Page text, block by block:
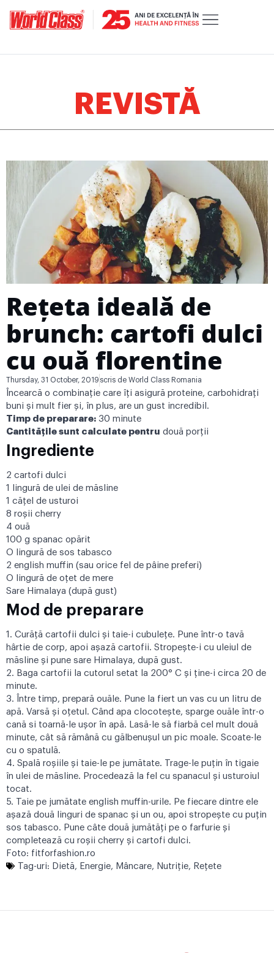
REVISTĂ
Rețeta ideală de
brunch: cartofi dulci
cu ouă florentine
Thursday, 31 October, 2019 scris de World Class Romania
Încearcă o combinație care îți asigură proteine, carbohidrați
buni și mult fier și, în plus, are un gust incredibil.
Timp de preparare: 30 minute
Cantitățile sunt calculate pentru două porții
Ingrediente
2 cartofi dulci
1 lingură de ulei de măsline
1 căţel de usturoi
8 roșii cherry
4 ouă
100 g spanac opărit
O lingură de sos tabasco
2 english muffin (sau orice fel de pâine preferi)
O lingură de oțet de mere
Sare Himalaya (după gust)
Mod de preparare
1. Curăță cartofii dulci și taie-i cubulețe. Pune într-o tavă
hârtie de corp, apoi așază cartofii. Stropește-i cu uleiul de
măsline și pune sare Himalaya, după gust.
2. Baga cartofii la cutorul setat la 200° C și ține-i circa 20 de
minute.
3. Între timp, prepară ouăle. Pune la fiert un vas cu un litru de
apă. Varsă și oțetul. Când apa clocotește, sparge ouăle într-o
cană si toarnă-le ușor în apă. Lasă-le să fiarbă cel mult două
minute, cât să rămână cu gălbenușul un pic moale. Scoate-le
cu o spatulă.
4. Spală roșiile și taie-le pe jumătate. Trage-le puțin în tigaie
în ulei de măsline. Procedează la fel cu spanacul și usturoiul
tocat.
5. Taie pe jumătate english muffin-urile. Pe fiecare dintre ele
aşază două linguri de spanac și un ou, apoi stropește cu puţin
sos tabasco. Pune câte două jumătăți pe o farfurie și
completează cu roșii cherry și cartofi dulci.
Foto: fitforfashion.ro
Tag-uri: Dietă, Energie, Mâncare, Nutriţie, Reţete